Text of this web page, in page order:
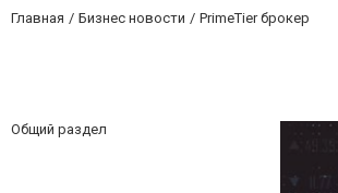
Главная Бизнес новости PrimeTier брокер
Общий раздел